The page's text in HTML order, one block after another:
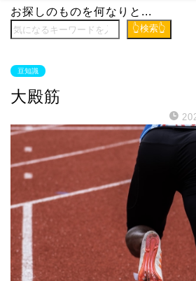
お探しのものを何なりと...
👆検索👆
豆知識
大殿筋